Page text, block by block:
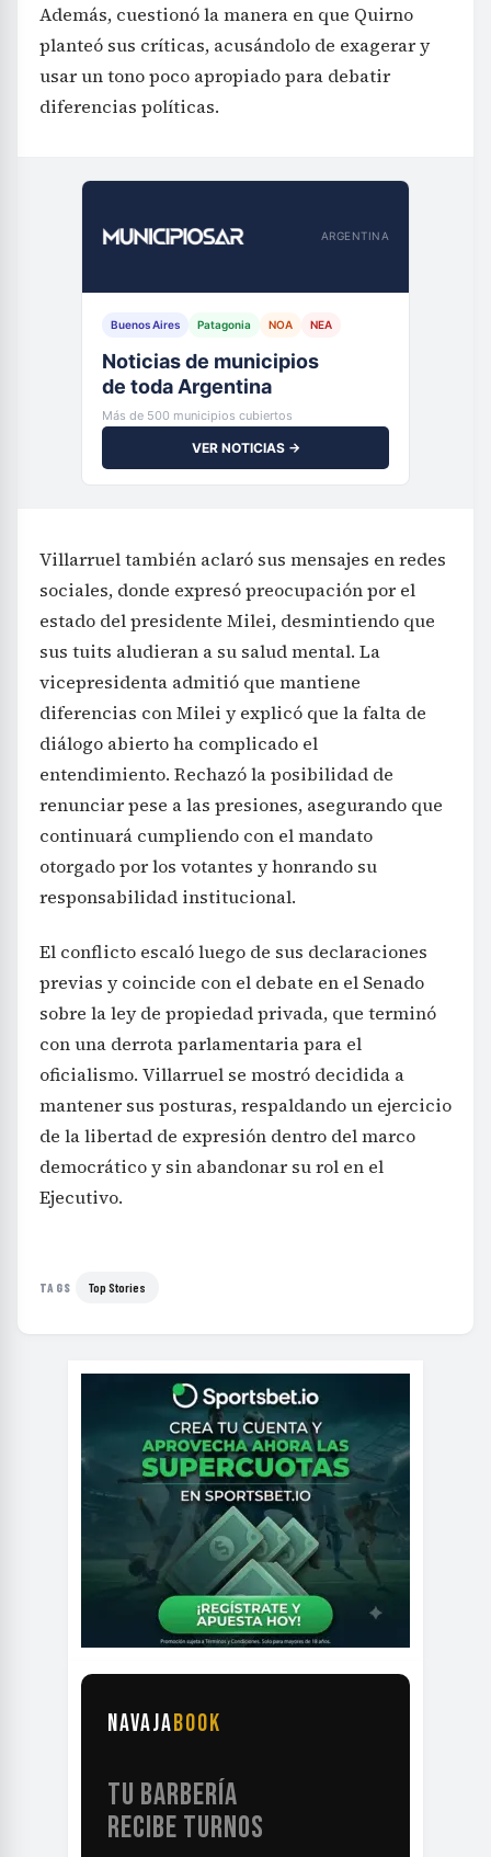
Además, cuestionó la manera en que Quirno
planteó sus críticas, acusándolo de exagerar y
usar un tono poco apropiado para debatir
diferencias políticas.
ARGENTINA
Buenos Aires Patagonia NOA NEA
Noticias de municipios
de toda Argentina
Más de 500 municipios cubiertos
VER NOTICIAS →
Villarruel también aclaró sus mensajes en redes
sociales, donde expresó preocupación por el
estado del presidente Milei, desmintiendo que
sus tuits aludieran a su salud mental. La
vicepresidenta admitió que mantiene
diferencias con Milei y explicó que la falta de
diálogo abierto ha complicado el
entendimiento. Rechazó la posibilidad de
renunciar pese a las presiones, asegurando que
continuará cumpliendo con el mandato
otorgado por los votantes y honrando su
responsabilidad institucional.
El conflicto escaló luego de sus declaraciones
previas y coincide con el debate en el Senado
sobre la ley de propiedad privada, que terminó
con una derrota parlamentaria para el
oficialismo. Villarruel se mostró decidida a
mantener sus posturas, respaldando un ejercicio
de la libertad de expresión dentro del marco
democrático y sin abandonar su rol en el
Ejecutivo.
TAGS Top Stories
NAVAJABOOK
TU BARBERÍA
RECIBE TURNOS